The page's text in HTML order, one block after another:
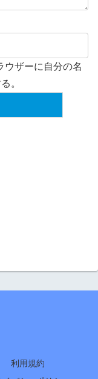
ウザーに自分の名
。
利用規約